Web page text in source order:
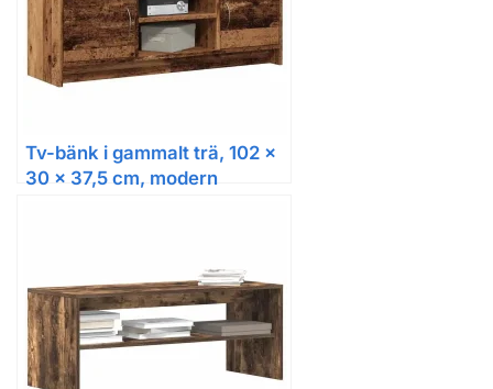
Tv-bänk i gammalt trä, 102 x
30 x 37,5 cm, modern